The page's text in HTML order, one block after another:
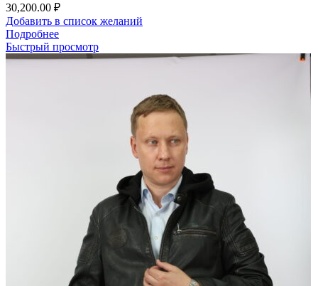
30,200.00 ₽
Добавить в список желаний
Подробнее
Быстрый просмотр